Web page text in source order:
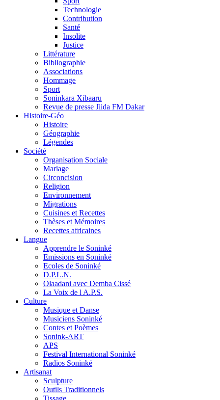
Technologie
Contribution
Santé
Insolite
Justice
Littérature
Bibliographie
Associations
Hommage
Sport
Soninkara Xibaaru
Revue de presse Jiida FM Dakar
Histoire-Géo
Histoire
Géographie
Légendes
Société
Organisation Sociale
Mariage
Circoncision
Religion
Environnement
Migrations
Cuisines et Recettes
Thèses et Mémoires
Recettes africaines
Langue
Apprendre le Soninké
Emissions en Soninké
Ecoles de Soninké
D.P.L.N.
Olaadani avec Demba Cissé
La Voix de l A.P.S.
Culture
Musique et Danse
Musiciens Soninké
Contes et Poèmes
Sonink-ART
APS
Festival International Soninké
Radios Soninké
Artisanat
Sculpture
Outils Traditionnels
Tissage